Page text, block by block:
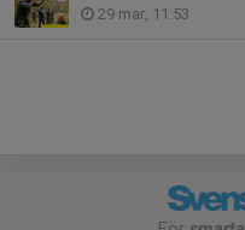
29 mar, 11:53